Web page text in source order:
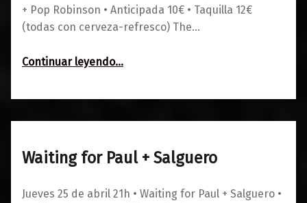
+ Pop Robinson • Anticipada 10€ • Taquilla 12€
(todas con cerveza-refresco) The…
Continuar leyendo“The Ella Speed Reaction + Pop Robinson”
…
Waiting for Paul + Salguero
Jueves 25 de abril 21h • Waiting for Paul + Salguero •
07/03/2024
0
Maravillas